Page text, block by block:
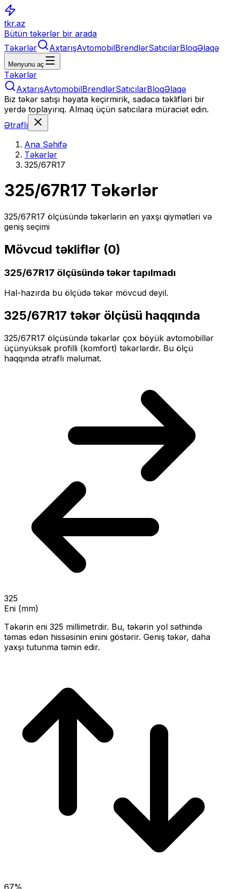
tkr.az
Bütün təkərlər bir arada
Təkərlər
AxtarışAvtomobilBrendlərSatıcılarBloqƏlaqə
Menyunu aç
Təkərlər
AxtarışAvtomobilBrendlərSatıcılarBloqƏlaqə
Biz təkər satışı həyata keçirmirik, sadəcə təklifləri bir
yerdə toplayırıq. Almaq üçün satıcılara müraciət edin.
Ətraflı
Ana Səhifə
Təkərlər
325/67R17
325/67R17 Təkərlər
325/67R17 ölçüsündə təkərlərin ən yaxşı qiymətləri və
geniş seçimi
Mövcud təkliflər (0)
325/67R17 ölçüsündə təkər tapılmadı
Hal-hazırda bu ölçüdə təkər mövcud deyil.
325/67R17 təkər ölçüsü haqqında
325/67R17 ölçüsündə təkərlər çox böyük avtomobillər
üçünyüksək profilli (komfort) təkərlərdir. Bu ölçü
haqqında ətraflı məlumat.
325
Eni (mm)
Təkərin eni 325 millimetrdir. Bu, təkərin yol səthində
təmas edən hissəsinin enini göstərir. Geniş təkər, daha
yaxşı tutunma təmin edir.